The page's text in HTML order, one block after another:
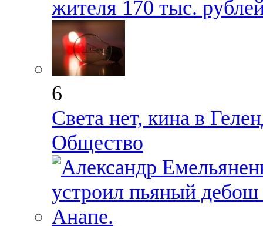
жителя 170 тыс.
6
Света нет, кина в
Общество